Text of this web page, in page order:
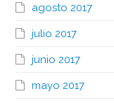
agosto 2017
julio 2017
junio 2017
mayo 2017